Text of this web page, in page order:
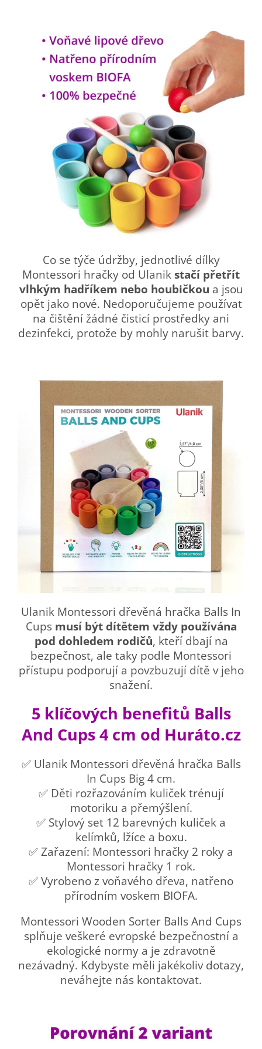
Co se týče údržby, jednotlivé dílky
Montessori hračky od Ulanik stačí přetřít
vlhkým hadříkem nebo houbičkou a jsou
opět jako nové. Nedoporučujeme používat
na čištění žádné čisticí prostředky ani
dezinfekci, protože by mohly narušit barvy.
Ulanik Montessori dřevěná hračka Balls In
Cups musí být dítětem vždy používána
pod dohledem rodičů, kteří dbají na
bezpečnost, ale taky podle Montessori
přístupu podporují a povzbuzují dítě v jeho
snažení.
5 klíčových benefitů Balls
And Cups 4 cm od Huráto.cz
✅ Ulanik Montessori dřevěná hračka Balls
In Cups Big 4 cm.
✅ Děti rozřazováním kuliček trénují
motoriku a přemýšlení.
✅ Stylový set 12 barevných kuliček a
kelímků, lžíce a boxu.
✅ Zařazení: Montessori hračky 2 roky a
Montessori hračky 1 rok.
✅ Vyrobeno z voňavého dřeva, natřeno
přírodním voskem BIOFA.
Montessori Wooden Sorter Balls And Cups
splňuje veškeré evropské bezpečnostní a
ekologické normy a je zdravotně
nezávadný. Kdybyste měli jakékoliv dotazy,
neváhejte nás kontaktovat.